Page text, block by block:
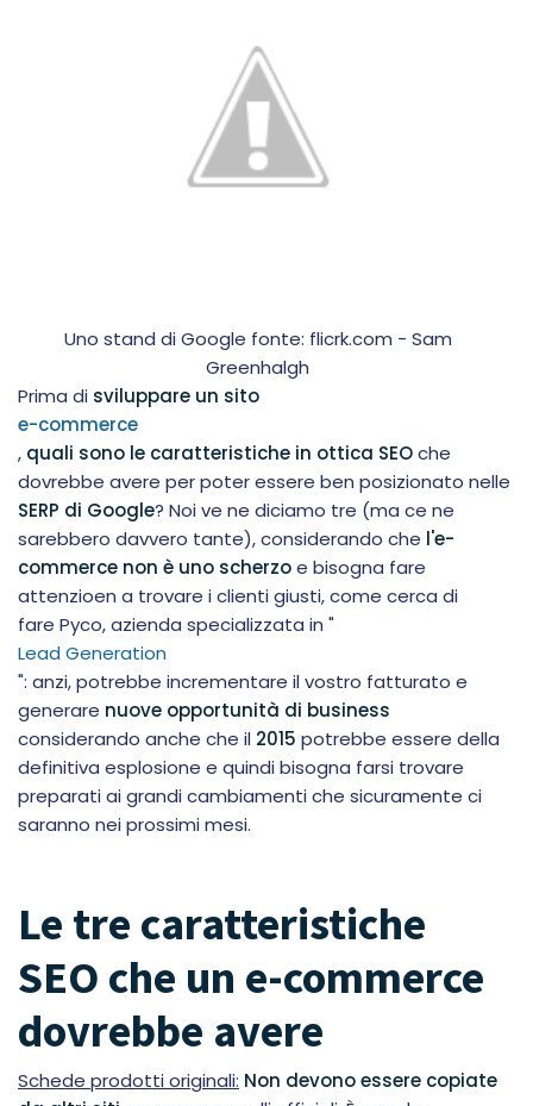
Uno stand di Google fonte: flicrk.com - Sam
Greenhalgh
Prima di sviluppare un sito
e-commerce
, quali sono le caratteristiche in ottica SEOche
dovrebbe avere per poter essere ben posizionato nelle
SERP di Google? Noi ve ne diciamo tre (ma ce ne
sarebbero davvero tante), considerando che l'e-
commerce non è uno scherzoe bisogna fare
attenzioen a trovare i clienti giusti, come cerca di
fare Pyco, azienda specializzata in "
Lead Generation
": anzi, potrebbe incrementare il vostro fatturato e
generare nuove opportunità di business
considerando anche che il 2015 potrebbe essere della
definitiva esplosione e quindi bisogna farsi trovare
preparati ai grandi cambiamenti che sicuramente ci
saranno nei prossimi mesi.
Le tre caratteristiche
SEO che un e-commerce
dovrebbe avere
Schede prodotti originali: Non devono essere copiate